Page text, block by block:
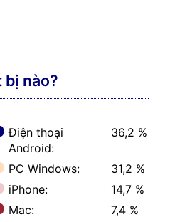
bị nào?
Điện thoại
Android:
36,2 %
PC Windows:
31,2 %
iPhone:
14,7 %
Mac:
7,4 %